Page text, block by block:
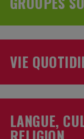
VIE
LANGUE,